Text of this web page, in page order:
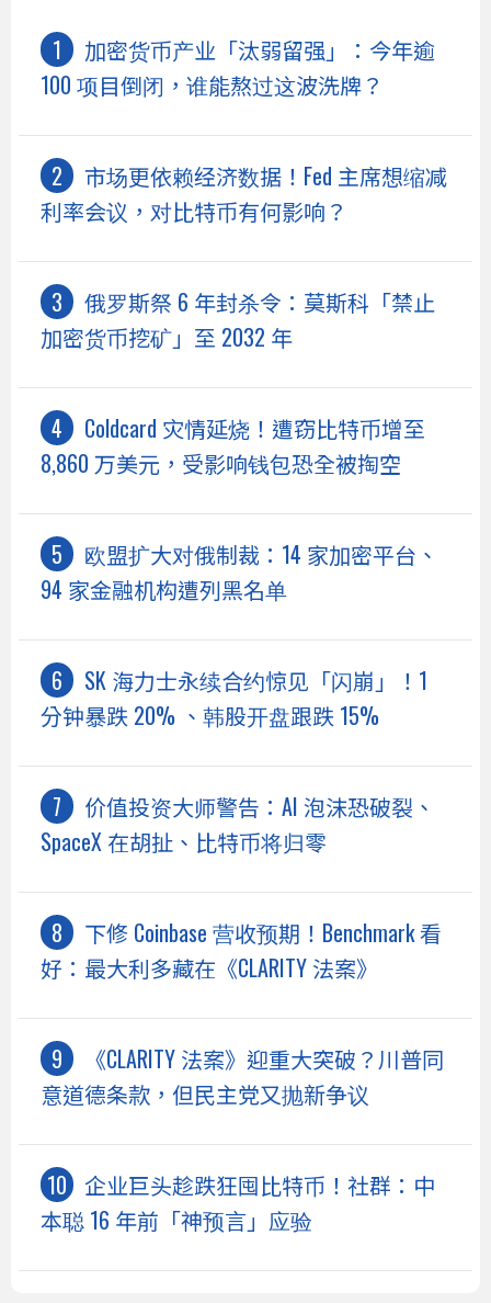
加密货币产业「汰弱留强」：今年逾
100 项目倒闭，谁能熬过这波洗牌？
市场更依赖经济数据！Fed 主席想缩减
利率会议，对比特币有何影响？
俄罗斯祭 6 年封杀令：莫斯科「禁止
加密货币挖矿」至 2032 年
Coldcard 灾情延烧！遭窃比特币增至
8,860 万美元，受影响钱包恐全被掏空
欧盟扩大对俄制裁：14 家加密平台、
94 家金融机构遭列黑名单
SK 海力士永续合约惊见「闪崩」！1
分钟暴跌 20% 、韩股开盘跟跌 15%
价值投资大师警告：AI 泡沫恐破裂、
SpaceX 在胡扯、比特币将归零
下修 Coinbase 营收预期！Benchmark 看
好：最大利多藏在《CLARITY 法案》
《CLARITY 法案》迎重大突破？川普同
意道德条款，但民主党又抛新争议
企业巨头趁跌狂囤比特币！社群：中
本聪 16 年前「神预言」应验